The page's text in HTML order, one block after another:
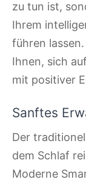
zu tun ist,
Ihrem
führen
Ihnen, sich
mit positiver
Sanftes
Der
dem Schlaf
Moderne